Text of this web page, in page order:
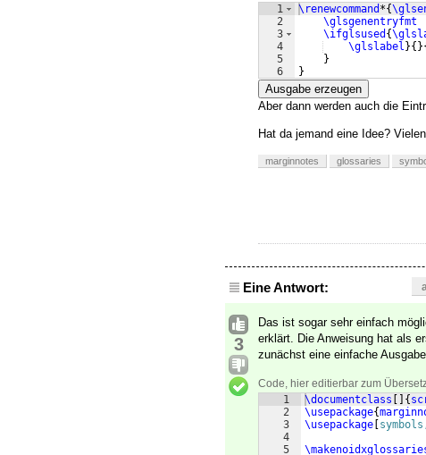
1
2
3
4
5
6
\renewcommand *{
\glsgenentryfmt
\ifglsused {
\glslabel }{ }
}
}
Ausgabe erzeugen
Aber dann werden auch die
Hat da jemand eine Idee?
marginnotes glossaries
Eine Antwort:
3
Das ist sogar sehr einfach
erklärt. Die Anweisung hat als
zunächst eine einfache
Code, hier editierbar zum
1
2
3
4
5
\documentclass {
\usepackage{
\usepackage